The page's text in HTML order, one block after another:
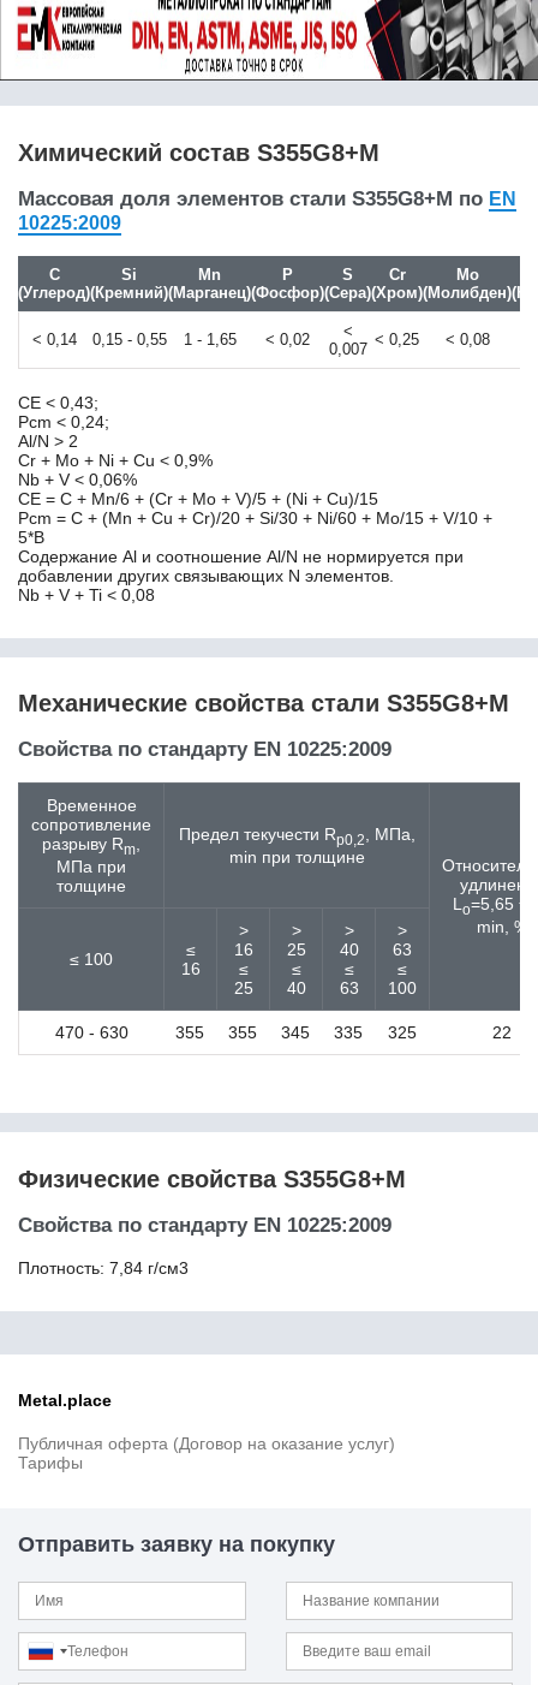
10CrMo5-5
10CrMo9-10
10S20
10SPb20
10Г2С1
10Г2ФБЮ
10кп
10пс
10Х14Г14Н4Т /
Х14Г14Н3Т
10Х17Н13М2Т
10Х9МФБ
10ХСНД
110Г13Л
11CrMo9-10
11MnNi5-3
11SMn30
11SMn37
11SMnPb30
11кп
125Cr2
12CrMo9-10
12CrMoV12-10
12Ni14
12NiCr3-2
12Г2СБ
12ГФ
12Х13
12Х15Г9НД
12Х18Н9 / Х18Н9
12Х1МФ
12Х2Н4А
12ХН2
13CrMoSi5-5
13CrMoV9-10
13Г1С-У
14MoV6-3
14ХГН
15B2
15MnCrMoNiV5-3
15NiCuMoNb5-6-4
15SMn13
15Г
15К
15кп
Химический состав S355G8+M
Массовая доля элементов стали S355G8+M по EN
10225:2009
C
(Углерод)
Si
(Кремний)
Mn
(Марганец)
P
(Фосфор)
S
(Сера)
Cr
(Хром)
Mo
(Молибден)
< 0,14 0,15 - 0,55 1 - 1,65 < 0,02
<
0,007
< 0,25 < 0,08
CE < 0,43;
Pcm < 0,24;
Al/N > 2
Cr + Mo + Ni + Cu < 0,9%
Nb + V < 0,06%
CE = C + Mn/6 + (Cr + Mo + V)/5 + (Ni + Cu)/15
Pcm = C + (Mn + Cu + Cr)/20 + Si/30 + Ni/60 + Mo/15 + V/10 +
5*B
Содержание Al и соотношение Al/N не нормируется при
добавлении других связывающих N элементов.
Nb + V + Ti < 0,08
Механические свойства стали S355G8+M
Свойства по стандарту EN 10225:2009
Временное
сопротивление
разрыву Rm,
МПа при
толщине
Предел текучести Rp0,2, МПа,
min при толщине
Lo=5,65 √S
min, %
≤ 100
≤
16
>
16
≤
25
>
25
≤
40
>
40
≤
63
>
63
≤
100
470 - 630 355 355 345 335 325 22
Физические свойства S355G8+M
Свойства по стандарту EN 10225:2009
Плотность: 7,84 г/см3
Metal.place
Публичная оферта (Договор на оказание услуг)
Тарифы
Отправить заявку на покупку